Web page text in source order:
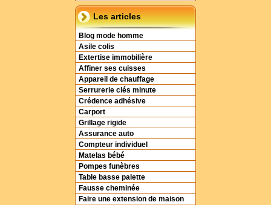
Les articles
Blog mode homme
Asile colis
Extertise immobilière
Affiner ses cuisses
Appareil de chauffage
Serrurerie clés minute
Crédence adhésive
Carport
Grillage rigide
Assurance auto
Compteur individuel
Matelas bébé
Pompes funèbres
Table basse palette
Fausse cheminée
Faire une extension de maison